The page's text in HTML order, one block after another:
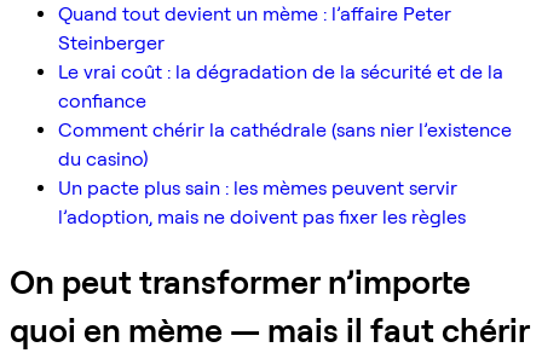
Quand tout devient un mème : l’affaire Peter
Steinberger
Le vrai coût : la dégradation de la sécurité et de la
confiance
Comment chérir la cathédrale (sans nier l’existence
du casino)
Un pacte plus sain : les mèmes peuvent servir
l’adoption, mais ne doivent pas fixer les règles
On peut transformer n’importe
quoi en mème — mais il faut chérir